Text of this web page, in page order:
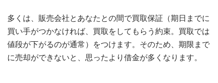
多くは、販売会社とあなたとの間で買取保証（期日までに
買い手がつかなければ、買取をしてもらう約束。買取では
値段が下がるのが通常）をつけます。そのため、期限まで
に売却ができないと、思ったより借金が多くなります。